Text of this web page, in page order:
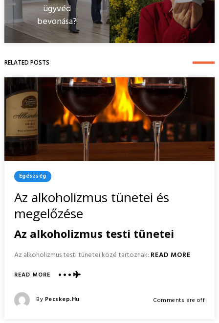
ügyvéd
bevonása?
RELATED POSTS
Posted
In
Egészség
Az alkoholizmus tünetei és
megelőzése
Az alkoholizmus testi tünetei
Az alkoholizmus testi tünetei közé tartoznak: READ MORE
READ MOREABOUT
TÜNETEI
Posted
By Pecskep.hu
Comments are off